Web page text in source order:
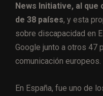
News Initiative, al
de 38 países, y esta
sobre discapacidad en
Google junto a otros 47
comunicación europeos.
En España, fue uno de